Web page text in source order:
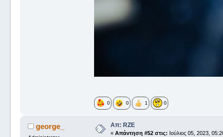
0 0 1 0
george_ Απ: RZE
« Απάντηση #52 στις: Ιούλιος 05, 2023,